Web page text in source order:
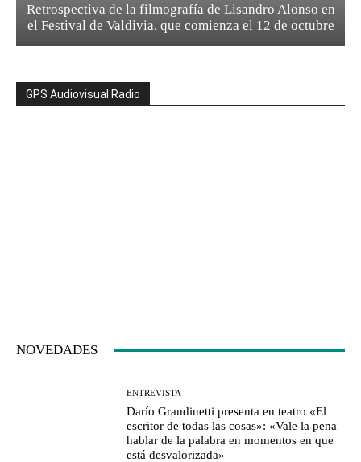
Retrospectiva de la filmografía de Lisandro Alonso en
el Festival de Valdivia, que comienza el 12 de octubre
GPS Audiovisual Radio
NOVEDADES
ENTREVISTA
Darío Grandinetti presenta en teatro «El
escritor de todas las cosas»: «Vale la pena
hablar de la palabra en momentos en que
está desvalorizada»